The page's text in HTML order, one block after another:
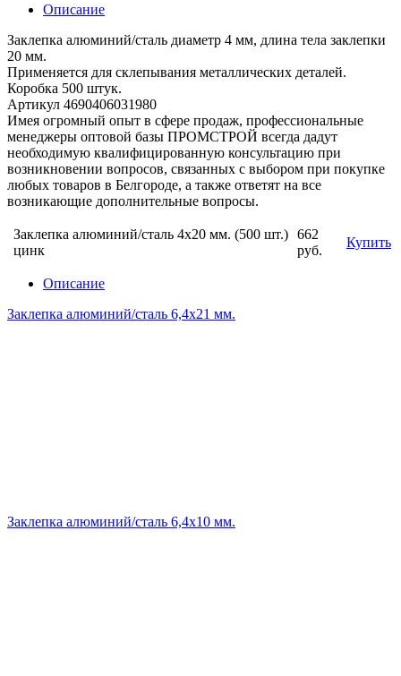
Описание
Заклепка алюминий/сталь диаметр 4 мм, длина тела заклепки
20 мм.
Применяется для склепывания металлических деталей.
Коробка 500 штук.
Артикул 4690406031980
Имея огромный опыт в сфере продаж, профессиональные
менеджеры оптовой базы ПРОМСТРОЙ всегда дадут
необходимую квалифицированную консультацию при
возникновении вопросов, связанных с выбором при покупке
любых товаров в Белгороде, а также ответят на все
возникающие дополнительные вопросы.
Заклепка алюминий/сталь 4х20 мм. (500 шт.)
цинк
662
руб.
Купить
Описание
Заклепка алюминий/сталь 6,4х21 мм.
Заклепка алюминий/сталь 6,4х10 мм.